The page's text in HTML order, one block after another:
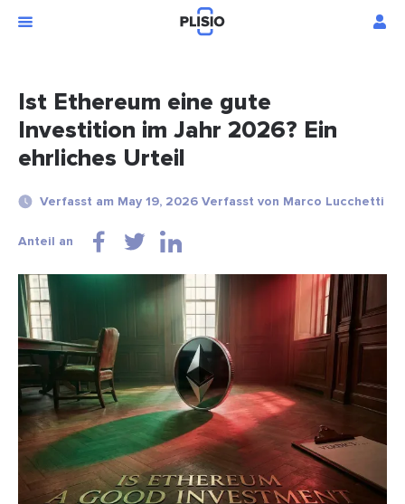
Ist Ethereum eine gute
Investition im Jahr 2026? Ein
ehrliches Urteil
Verfasst am May 19, 2026 Verfasst von Marco Lucchetti
Anteil an